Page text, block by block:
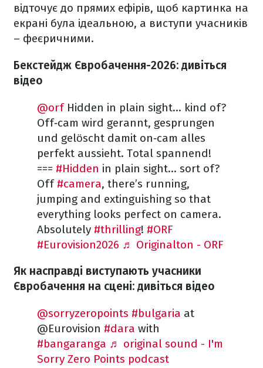
відточує до прямих ефірів, щоб картинка на
екрані була ідеальною, а виступи учасників
– феєричними.
Бекстейдж Євробачення-2026: дивіться
відео
@orfHidden in plain sight... kind of?
Off‑cam wird gerannt, gesprungen
und gelöscht damit on‑cam alles
perfekt aussieht. Total spannend!
=== #Hidden in plain sight... sort of?
Off #camera, there’s running,
jumping and extinguishing so that
everything looks perfect on camera.
Absolutely #thrilling! #ORF
#Eurovision2026 ♬ Originalton - ORF
Як насправді виступають учасники
Євробачення на сцені: дивіться відео
@sorryzeropoints #bulgaria at
@Eurovision #dara with
#bangaranga ♬ original sound - I'm
Sorry Zero Points podcast